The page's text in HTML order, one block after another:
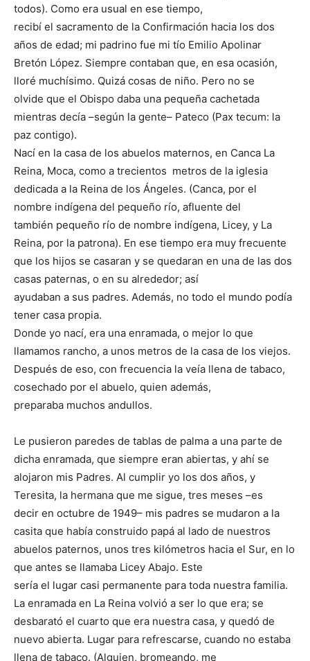
todos). Co­mo era usual en ese tiempo,
recibí el sacramento de la Confirmación ha­cia los dos
años de edad; mi padrino fue mi tío Emilio Apolinar
Bretón López. Siempre contaban que, en esa ocasión,
lloré muchísimo. Quizá cosas de niño. Pero no se
olvide que el Obispo daba una pequeña cachetada
mientras decía –según la gente– Pateco (Pax tecum: la
paz contigo).
Nací en la casa de los abuelos ma­ternos, en Canca La
Reina, Moca, como a trecientos metros de la iglesia
dedicada a la Reina de los Ángeles. (Canca, por el
nombre indígena del pequeño río, afluente del
también pequeño río de nombre indígena, Licey, y La
Reina, por la patro­na). En ese tiempo era muy frecuente
que los hijos se casaran y se queda­ran en una de las dos
casas paternas, o en su alrededor; así
ayudaban a sus padres. Además, no todo el mundo podía
tener casa propia.
Donde yo nací, era una enramada, o mejor lo que
llamamos rancho, a unos metros de la casa de los viejos.
Después de eso, con frecuencia la veía llena de tabaco,
cosechado por el abuelo, quien además,
preparaba muchos andullos.
Le pusieron paredes de tablas de palma a una parte de
dicha enramada, que siempre eran abiertas, y ahí se
alojaron mis Padres. Al cumplir yo los dos años, y
Teresita, la herma­na que me sigue, tres meses –es
decir en octubre de 1949– mis padres se mudaron a la
casita que había cons­truido papá al lado de nuestros
abuelos paternos, unos tres kilómetros hacia el Sur, en lo
que antes se ­llamaba Licey Abajo. Este
sería el lugar casi permanente para toda nuestra familia.
La enramada en La Reina volvió a ser lo que era; se
desbarató el cuarto que era nuestra casa, y quedó de
nue­vo abierta. Lugar para refrescarse, cuando no estaba
llena de tabaco. (Alguien, bromeando, me